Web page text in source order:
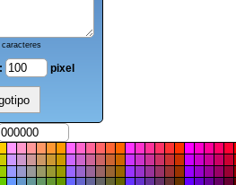
caracteres
pixel